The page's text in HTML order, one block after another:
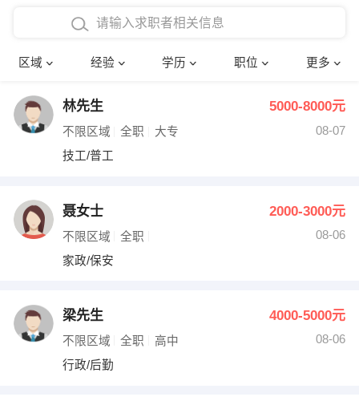
区域 经验 学历 职位 更多
在校学生工作经验
四年以上工作经验
五年以上工作经验
博士
文员 护士
财务会计
网络IT
收银员
水电/机修
确定
林先生 5000-8000元
不限区域 全职 大专
08-07
技工/普工
聂女士 2000-3000元
不限区域 全职
08-06
家政/保安
梁先生 4000-5000元
不限区域 全职 高中
08-06
行政/后勤